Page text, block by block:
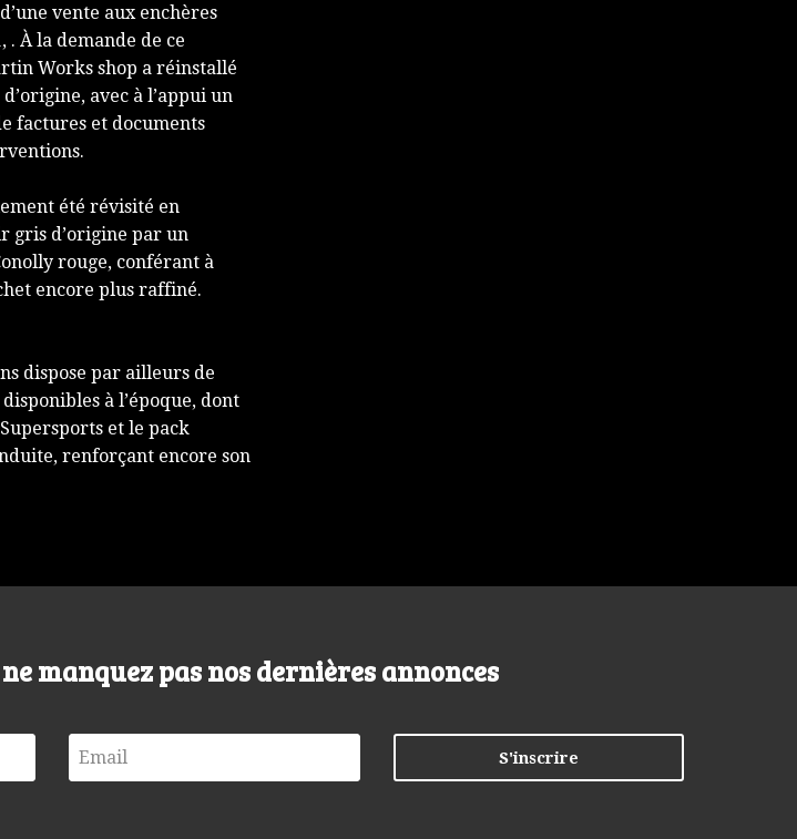
vente aux enchères
. À la demande de ce
Works shop a réinstallé
avec à l’appui un
factures et documents
été révisité en
gris d’origine par un
rouge, conférant à
encore plus raffiné.
dispose par ailleurs de
à l’époque, dont
et le pack
renforçant encore son
manquez pas nos dernières annonces